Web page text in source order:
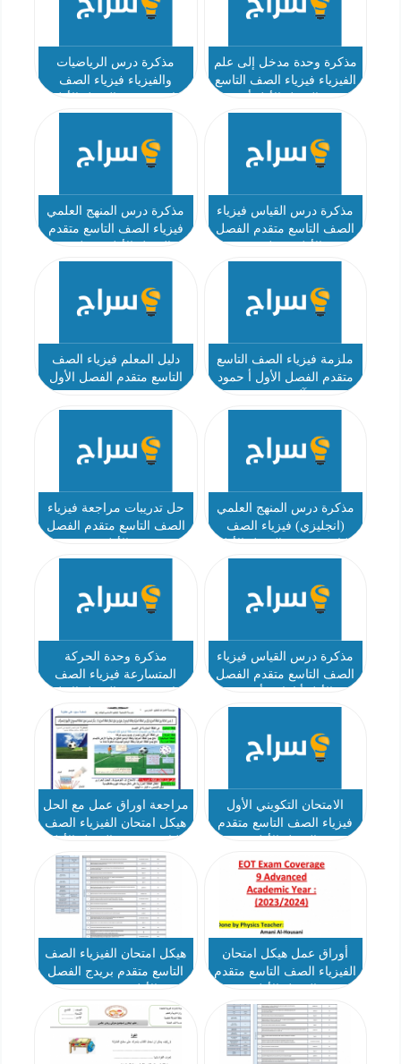
مذكرة وحدة مدخل إلى علم
الفيزياء فيزياء الصف التاسع
البدوي
مذكرة درس الرياضيات
والفيزياء فيزياء الصف
قطوف
مذكرة درس القياس فيزياء
الصف التاسع متقدم الفصل
مذكرة درس المنهج العلمي
فيزياء الصف التاسع متقدم
ملزمة فيزياء الصف التاسع
متقدم الفصل الأول أ حمود
دليل المعلم فيزياء الصف
التاسع متقدم الفصل الأول
مذكرة درس المنهج العلمي
(انجليزي) فيزياء الصف
حل تدريبات مراجعة فيزياء
الصف التاسع متقدم الفصل
مذكرة درس القياس فيزياء
الصف التاسع متقدم الفصل
مذكرة وحدة الحركة
المتسارعة فيزياء الصف
سامي أبو الغيط
الامتحان التكويني الأول
فيزياء الصف التاسع متقدم
مراجعة اوراق عمل مع الحل
هيكل امتحان الفيزياء الصف
أوراق عمل هيكل امتحان
الفيزياء الصف التاسع متقدم
هيكل امتحان الفيزياء الصف
التاسع متقدم بريدج الفصل